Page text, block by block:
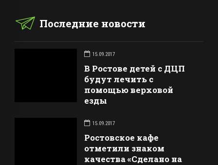
Последние новости
15.09.2017
В Ростове детей с ДЦП
будут лечить с
помощью верховой
езды
15.09.2017
Ростовское кафе
отметили знаком
качества «Сделано на